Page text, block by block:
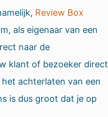
Review Box
als eigenaar van een
naar de
klant of bezoeker direct
achterlaten van een
is dus groot dat je op